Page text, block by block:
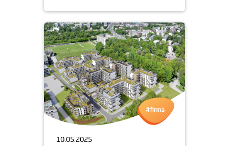
10.05.2025